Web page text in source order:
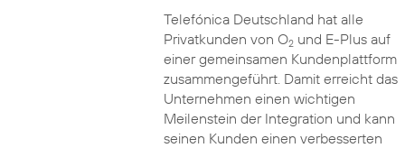
Telefónica Deutschland hat alle
Privatkunden von O2und E-Plus auf
einer gemeinsamen Kundenplattform
zusammengeführt. Damit erreicht das
Unternehmen einen wichtigen
Meilenstein der Integration und kann
seinen Kunden einen verbesserten